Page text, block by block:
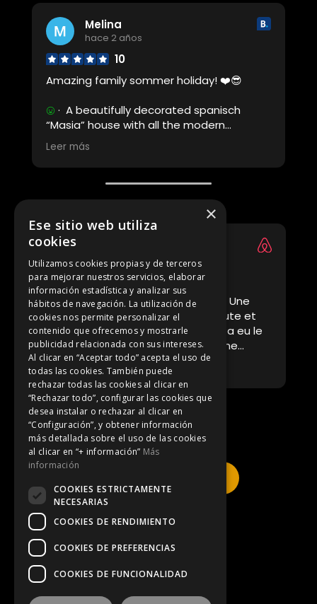
Melina
hace 2 años
10
Amazing family sommer holiday! ❤️😎
· A beautifully decorated spanisch
“Masia” house with all the modern
comfort. The garden, the pool and the grill
area were fantastic too. And the location
was easy to access with the car and
close by car to a variety of beaches,
restaurant areas and medieval cities.
· Everything was perfect. And Patricia
(the manager) was very friendly and
helped us with any question we had. 👍🏻👍🏻
👍🏻
Leer más
hace 2 años
Une villa dans un cadre incroyable. Une
propriétaire au top qui est à l’écoute et
disponible en cas de question. On a eu le
droit à une visite du domaine et une
explication de son projet qui est superbe
on a hâte d’y revenir. Nous étions un
groupe de copine et on a passé un week-
end féerique. Tout est à proximité à Max
20 minutes de voiture on est à Lloret Le
cadre est juste splendide on en a pris
plein les yeux. En rentrant on a décrit la
maison, montrer les photos à nos
compagnons, ils avaient juste une envie
de prendre la voiture et d’y aller. On y
reviendra à coup sûr !! 🥰
Leer más
Legal Notice
×
Ese sitio web utiliza
cookies
Utilizamos cookies propias y de terceros
para mejorar nuestros servicios, elaborar
información estadística y analizar sus
hábitos de navegación. La utilización de
cookies nos permite personalizar el
contenido que ofrecemos y mostrarle
publicidad relacionada con sus intereses.
Al clicar en “Aceptar todo” acepta el uso de
todas las cookies. También puede
rechazar todas las cookies al clicar en
“Rechazar todo”, configurar las cookies que
desea instalar o rechazar al clicar en
“Configuración”, y obtener información
más detallada sobre el uso de las cookies
al clicar en “+ información” Más
información
COOKIES ESTRICTAMENTE
NECESARIAS
COOKIES DE RENDIMIENTO
COOKIES DE PREFERENCIAS
COOKIES DE FUNCIONALIDAD